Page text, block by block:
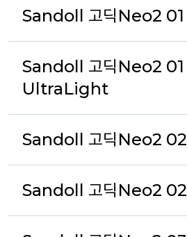
Sandoll 고딕Neo2
Sandoll 고딕Neo2 01
UltraLight
Sandoll 고딕Neo2
Sandoll 고딕Neo2